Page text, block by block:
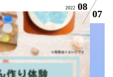
2022 08
07